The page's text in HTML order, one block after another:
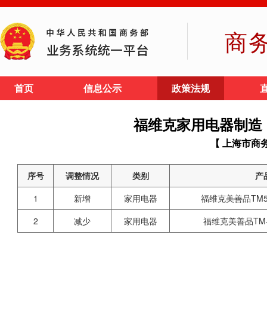
商
首页 信息公示 政策法规
福维克家用电器制
【 上海市商
序号 调整情况 类别
产
1
新增 家用电器
福维克美善品
2
减少 家用电器 福维克美善品